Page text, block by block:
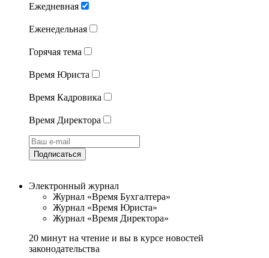
Ежедневная
Еженедельная
Горячая тема
Время Юриста
Время Кадровика
Время Директора
Подписаться
Электронный журнал
Журнал «Время Бухгалтера»
Журнал «Время Юриста»
Журнал «Время Директора»
20 минут на чтение и вы в курсе новостей
законодательства